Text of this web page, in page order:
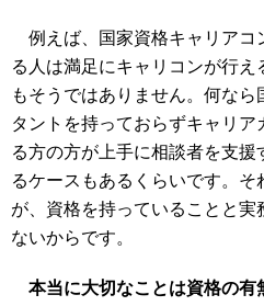
例えば、国家資格キャリアコ
る人は満足にキャリコンが行え
もそうではありません。何な
タントを持っておらずキャリ
る方の方が上手に相談者を支
るケースもあるくらいです。
が、資格を持っていることと
ないからです。
本当に大切なことは資格の